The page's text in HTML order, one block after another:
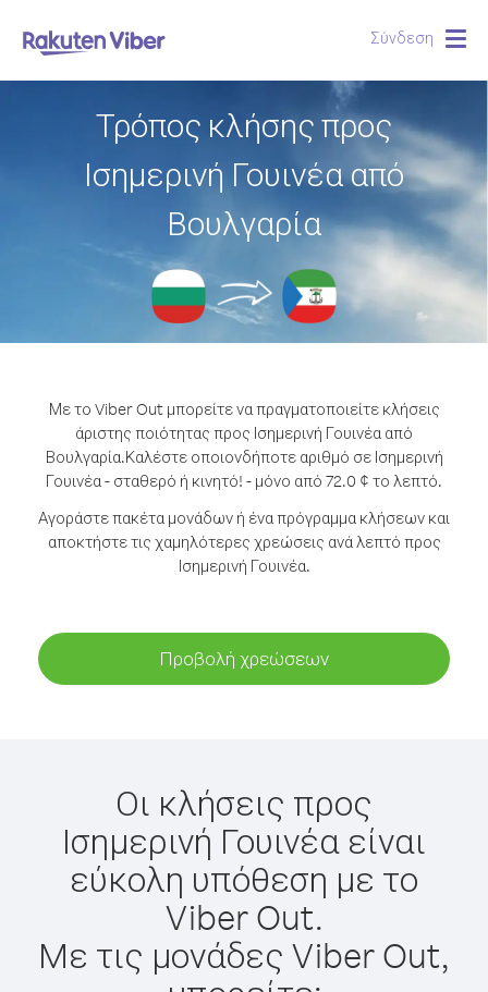
Σύνδεση
Τρόπος κλήσης προς
Ισημερινή Γουινέα από
Βουλγαρία
Με το Viber Out μπορείτε να πραγματοποιείτε κλήσεις
άριστης ποιότητας προς Ισημερινή Γουινέα από
Βουλγαρία.Καλέστε οποιονδήποτε αριθμό σε Ισημερινή
Γουινέα - σταθερό ή κινητό! - μόνο από 72.0 ¢ το λεπτό.
Αγοράστε πακέτα μονάδων ή ένα πρόγραμμα κλήσεων και
αποκτήστε τις χαμηλότερες χρεώσεις ανά λεπτό προς
Ισημερινή Γουινέα.
Προβολή χρεώσεων
Οι κλήσεις προς
Ισημερινή Γουινέα είναι
εύκολη υπόθεση με το
Viber Out.
Με τις μονάδες Viber Out,